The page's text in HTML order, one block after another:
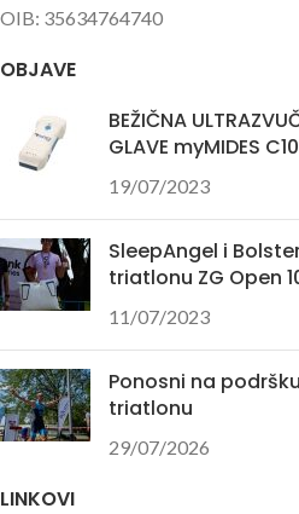
OIB: 35634764740
OBJAVE
BEŽIČNA
GLAVE myMIDES C10
19/07/2023
SleepAngel i
triatlonu ZG Open
11/07/2023
Ponosni na
triatlonu
29/07/2026
LINKOVI